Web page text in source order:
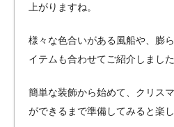
上がりますね。
様々な色合いがある風船や、膨
イテムも合わせてご紹介しました
簡単な装飾から始めて、クリス
ができるまで準備してみると楽